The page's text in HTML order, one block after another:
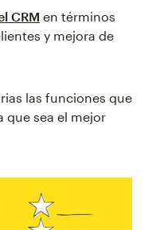
CRM en términos
y mejora de
las funciones que
que sea el mejor